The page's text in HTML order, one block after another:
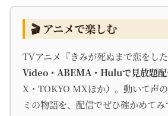
🎬 アニメで楽しむ
TVアニメ『きみが死ぬまで恋をし
Video・ABEMA・Huluで見放題配
X・TOKYO MXほか）。動いて声
ミの物語を、配信でぜひ確かめてみ